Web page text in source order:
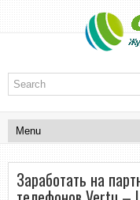
Заработать на